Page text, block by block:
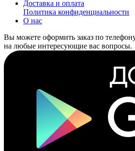
Доставка и оплата
Политика конфиденциальности
О нас
Вы можете оформить заказ по
на любые интересующие вас вопросы.